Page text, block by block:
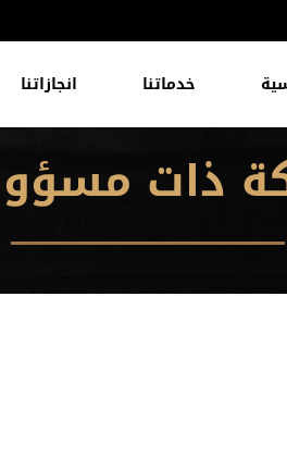
خدماتنا انجازاتنا
ذات